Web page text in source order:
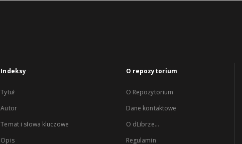
Indeksy
Tytuł
Autor
Temat i słowa kluczowe
Opis
O repozytorium
O Repozytorium
Dane kontaktowe
O dLibrze...
Regulamin